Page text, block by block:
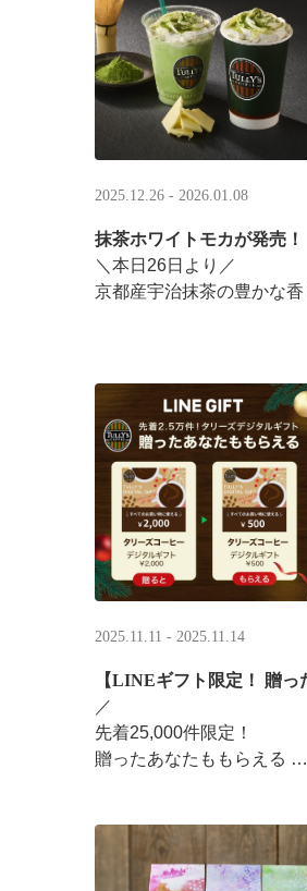
2025.12.26 - 2026.01.08
抹茶ホワイトモカが発売！
＼本日26日より／
京都産宇治抹茶の豊かな
2025.11.11 - 2025.11.14
【LINEギフト限定！ 贈っ
／ ​
先着25,000件限定！​
贈ったあなたももらえる ​
LINEギフト限定！ タリー
分のデジタルギフトがもら